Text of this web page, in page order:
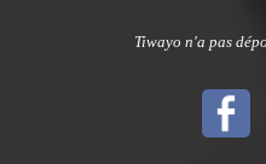
Tiwayo n'a pas